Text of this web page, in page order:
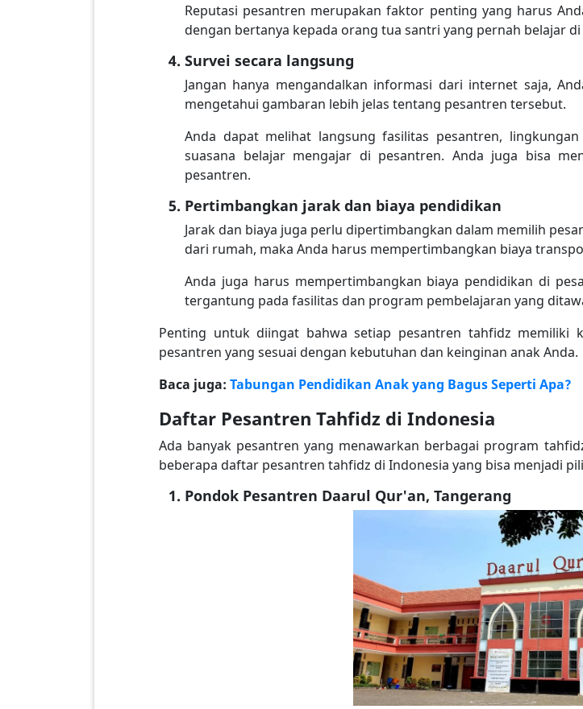
Reputasi pesantren merupakan faktor penting yang harus
dengan bertanya kepada orang tua santri yang pernah belajar
Survei secara langsung
Jangan hanya mengandalkan informasi dari internet saja,
mengetahui gambaran lebih jelas tentang pesantren tersebut.
Anda dapat melihat langsung fasilitas pesantren,
suasana belajar mengajar di pesantren. Anda juga bisa
pesantren.
Pertimbangkan jarak dan biaya pendidikan
Jarak dan biaya juga perlu dipertimbangkan dalam memilih
dari rumah, maka Anda harus mempertimbangkan biaya
Anda juga harus mempertimbangkan biaya pendidikan di
tergantung pada fasilitas dan program pembelajaran yang
Penting untuk diingat bahwa setiap pesantren tahfidz memiliki
pesantren yang sesuai dengan kebutuhan dan keinginan anak Anda.
Baca juga: Tabungan Pendidikan Anak yang Bagus Seperti Apa?
Daftar Pesantren Tahfidz di Indonesia
Ada banyak pesantren yang menawarkan berbagai program
beberapa daftar pesantren tahfidz di Indonesia yang bisa menjadi
Pondok Pesantren Daarul Qur'an, Tangerang